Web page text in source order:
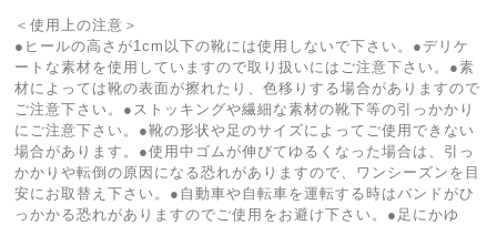
＜使用上の注意＞
●ヒールの高さが1cm以下の靴には使用しないで下さい。●デリケ
ートな素材を使用していますので取り扱いにはご注意下さい。●素
材によっては靴の表面が擦れたり、色移りする場合がありますので
ご注意下さい。●ストッキングや繊細な素材の靴下等の引っかかり
にご注意下さい。●靴の形状や足のサイズによってご使用できない
場合があります。●使用中ゴムが伸びてゆるくなった場合は、引っ
かかりや転倒の原因になる恐れがありますので、ワンシーズンを目
安にお取替え下さい。●自動車や自転車を運転する時はバンドがひ
っかかる恐れがありますのでご使用をお避け下さい。●足にかゆ